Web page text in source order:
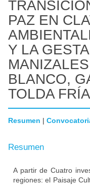
PAZ EN
Y LA
BLANCO,
TOLDA FRÍA
Resumen |
Resumen
A partir de Cuatro
regiones: el Paisaje